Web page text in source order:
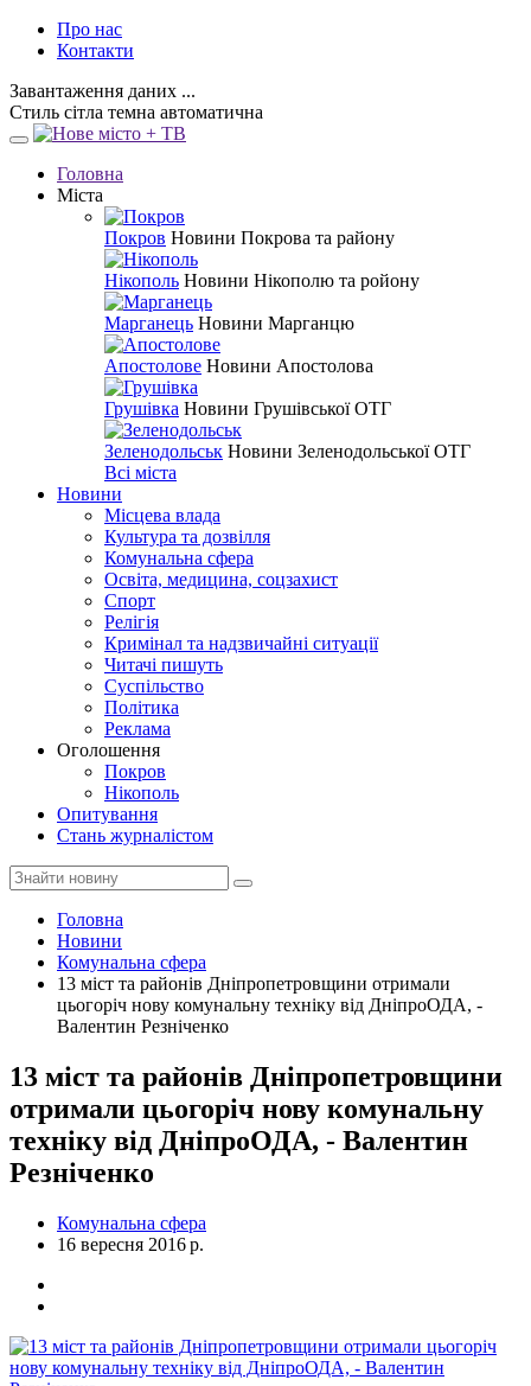
Про нас
Контакти
Завантаження даних ...
Стиль сітла темна автоматична
Головна
Міста
Покров Новини Покрова та району
Нікополь Новини Нікополю та ройону
Марганець Новини Марганцю
Апостолове Новини Апостолова
Грушівка Новини Грушівської ОТГ
Зеленодольськ Новини Зеленодольської ОТГ
Всі міста
Новини
Місцева влада
Культура та дозвілля
Комунальна сфера
Освіта, медицина, соцзахист
Спорт
Релігія
Кримінал та надзвичайні ситуації
Читачі пишуть
Суспільство
Політика
Реклама
Оголошення
Покров
Нікополь
Опитування
Стань журналістом
Головна
Новини
Комунальна сфера
13 міст та районів Дніпропетровщини отримали
цьогоріч нову комунальну техніку від ДніпроОДА, -
Валентин Резніченко
13 міст та районів Дніпропетровщини
отримали цьогоріч нову комунальну
техніку від ДніпроОДА, - Валентин
Резніченко
Комунальна сфера
16 вересня 2016 р.